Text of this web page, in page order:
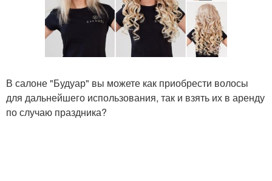
В салоне "Будуар" вы можете как приобрести волосы
для дальнейшего использования, так и взять их в аренду
по случаю праздника?